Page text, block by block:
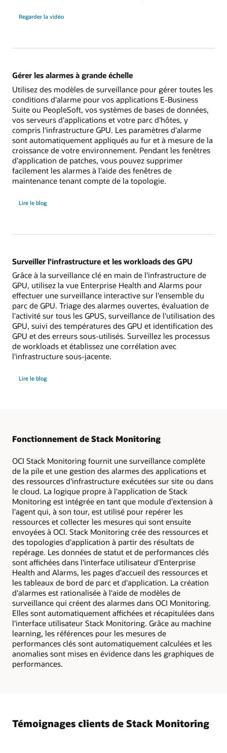
Regarder la vidéo
Gérer les alarmes à grande échelle
Utilisez des modèles de surveillance pour gérer toutes les
conditions d'alarme pour vos applications E-Business
Suite ou PeopleSoft, vos systèmes de bases de données,
vos serveurs d'applications et votre parc d'hôtes, y
compris l'infrastructure GPU. Les paramètres d'alarme
sont automatiquement appliqués au fur et à mesure de la
croissance de votre environnement. Pendant les fenêtres
d'application de patches, vous pouvez supprimer
facilement les alarmes à l'aide des fenêtres de
maintenance tenant compte de la topologie.
Lire le blog
des
Surveiller l'infrastructure et les workloads des GPU
Grâce à la surveillance clé en main de l'infrastructure de
GPU, utilisez la vue Enterprise Health and Alarms pour
effectuer une surveillance interactive sur l'ensemble du
parc de GPU. Triage des alarmes ouvertes, évaluation de
l'activité sur tous les GPUS, surveillance de l'utilisation des
GPU, suivi des températures des GPU et identification des
GPU et des erreurs sous-utilisés. Surveillez les processus
de workloads et établissez une corrélation avec
l'infrastructure sous-jacente.
Lire le blog
l'infrastructure
Fonctionnement de Stack Monitoring
OCI Stack Monitoring fournit une surveillance complète
de la pile et une gestion des alarmes des applications et
des ressources d'infrastructure exécutées sur site ou dans
le cloud. La logique propre à l'application de Stack
Monitoring est intégrée en tant que module d'extension à
l'agent qui, à son tour, est utilisé pour repérer les
ressources et collecter les mesures qui sont ensuite
envoyées à OCI. Stack Monitoring crée des ressources et
des topologies d'application à partir des résultats de
repérage. Les données de statut et de performances clés
sont affichées dans l'interface utilisateur d'Enterprise
Health and Alarms, les pages d'accueil des ressources et
les tableaux de bord de parc et d'application. La création
d'alarmes est rationalisée à l'aide de modèles de
surveillance qui créent des alarmes dans OCI Monitoring.
Elles sont automatiquement affichées et récapitulées dans
l'interface utilisateur Stack Monitoring. Grâce au machine
learning, les références pour les mesures de
performances clés sont automatiquement calculées et les
anomalies sont mises en évidence dans les graphiques de
performances.
Témoignages clients de Stack Monitoring